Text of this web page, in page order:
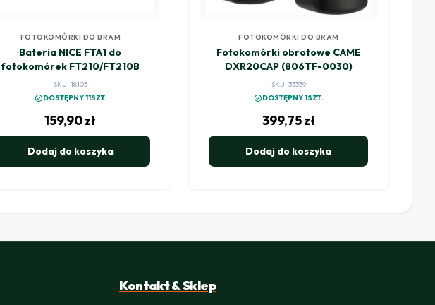
FOTOKOMÓRKI DO BRAM
Bateria NICE FTA1 do
fotokomórek FT210/FT210B
SKU: 18103
check_circleDOSTĘPNY 11SZT.
159,90zł
Dodaj do koszyka
FOTOKOMÓRKI DO BRAM
Fotokomórki obrotowe CAME
DXR20CAP (806TF-0030)
SKU: 35339
check_circleDOSTĘPNY 1SZT.
399,75zł
Dodaj do koszyka
Kontakt & Sklep